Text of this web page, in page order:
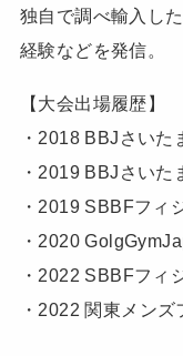
独自で調べ輸入し
経験などを発信。
【大会出場履歴】
・2018 BBJさいた
・2019 BBJさいた
・2019 SBBFフィ
・2020
・2022 SBBFフィ
・2022 関東メン